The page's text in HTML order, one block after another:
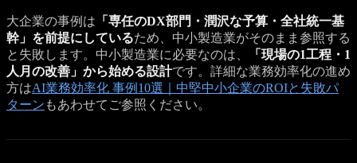
大企業の事例は 「専任のDX部門・潤沢な予算・全社統一基
幹」を前提にしているため、中小製造業がそのまま参照する
と失敗します。中小製造業に必要なのは、
「現場の1工程・1
人月の改善」から始める設計です。詳細な業務効率化の進め
方はAI業務効率化 事例10選｜中堅中小企業のROIと失敗パ
ターン もあわせてご参照ください。